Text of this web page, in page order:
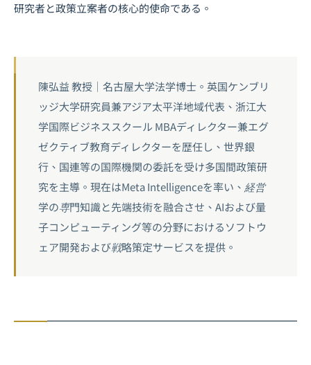
研究者と政策立案者の核心的使命である。
陳弘益 教授｜名古屋大学法学博士。英国ケンブリ
ッジ大学研究員兼アジア太平洋地域代表、浙江大
学国際ビジネススクール MBAディレクター兼エグ
ゼクティブ教育ディレクターを歴任し、世界銀
行、国連等の国際機関の委託を受け多国間政策研
究を主導。現在はMeta Intelligenceを率い、経営
学の専門知識と先端技術を融合させ、AIおよび量
子コンピューティング等の分野におけるソフトウ
ェア開発および戦略策定サービスを提供。